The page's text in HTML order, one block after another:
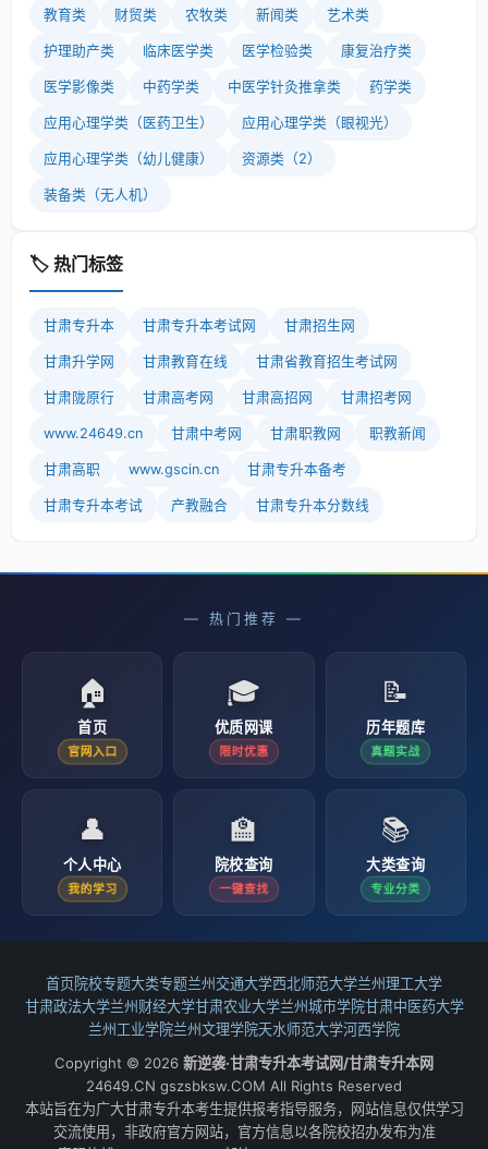
教育类 财贸类 农牧类 新闻类 艺术类
护理助产类 临床医学类 医学检验类 康复治疗类
医学影像类 中药学类 中医学针灸推拿类 药学类
应用心理学类（医药卫生） 应用心理学类（眼视光）
应用心理学类（幼儿健康） 资源类（2）
装备类（无人机）
🏷️ 热门标签
甘肃专升本 甘肃专升本考试网 甘肃招生网
甘肃升学网 甘肃教育在线 甘肃省教育招生考试网
甘肃陇原行 甘肃高考网 甘肃高招网 甘肃招考网
www.24649.cn 甘肃中考网 甘肃职教网 职教新闻
甘肃高职 www.gscin.cn 甘肃专升本备考
甘肃专升本考试 产教融合 甘肃专升本分数线
— 热门推荐 —
🏠
首页
官网入口
🎓
优质网课
限时优惠
📝
历年题库
真题实战
👤
个人中心
我的学习
🏫
院校查询
一键查找
📚
大类查询
专业分类
首页院校专题大类专题兰州交通大学西北师范大学兰州理工大学
甘肃政法大学兰州财经大学甘肃农业大学兰州城市学院甘肃中医药大学
兰州工业学院兰州文理学院天水师范大学河西学院
Copyright © 2026 新逆袭·甘肃专升本考试网/甘肃专升本网
24649.CN gszsbksw.COM All Rights Reserved
本站旨在为广大甘肃专升本考生提供报考指导服务，网站信息仅供学习
交流使用，非政府官方网站，官方信息以各院校招办发布为准